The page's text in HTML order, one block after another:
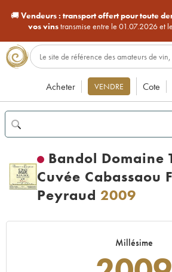
🚚Vendeurs : transport offert pour toute
vos vinstransmise entre le 01.07.2026 et
Acheter VENDRE Cote
Bandol Domaine
Cuvée Cabassaou
Peyraud 2009
Millésime